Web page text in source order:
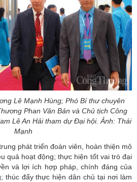
Lê Mạnh Hùng; Phó Bí thư chuyên
Phan Văn Bản và Chủ tịch Công
Lê An Hải tham dự Đại hội. Ảnh: Thái
Mạnh
phát triển đoàn viên, hoàn thiện mô
quả hoạt động; thực hiện tốt vai trò đại
và lợi ích hợp pháp, chính đáng của
thúc đẩy thực hiện dân chủ tại nơi làm